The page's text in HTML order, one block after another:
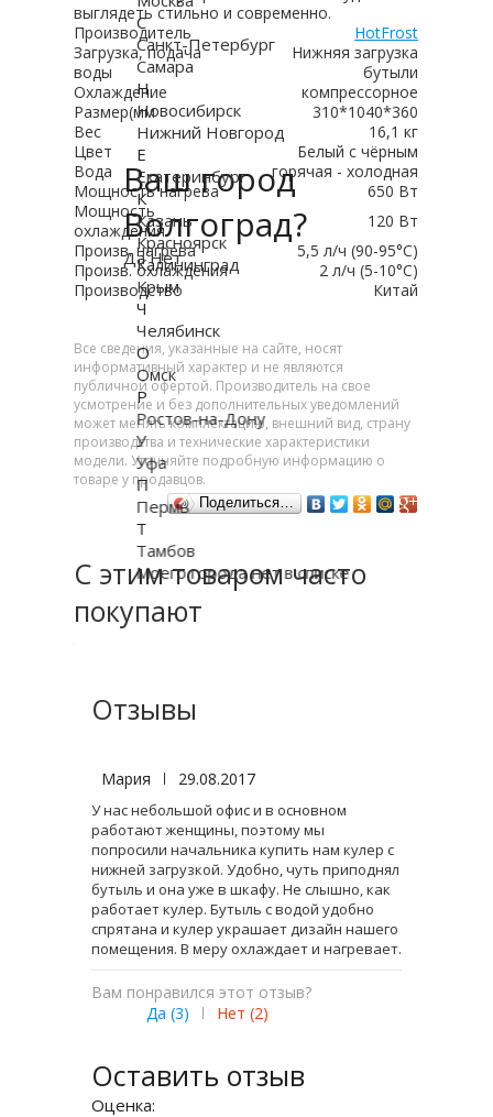
выглядеть стильно и современно.
Производитель
HotFrost
Загрузка, подача
воды
Нижняя загрузка
бутыли
Охлаждение
компрессорное
Размер(мм
310*1040*360
Вес
16,1 кг
Цвет
Белый с чёрным
Вода
горячая - холодная
Мощность нагрева
650 Вт
Мощность
охлаждения
120 Вт
Произв. нагрева
5,5 л/ч (90-95°C)
Произв. охлаждения
2 л/ч (5-10°C)
Производство
Китай
Все сведения, указанные на сайте, носят
информативный характер и не являются
публичной офертой. Производитель на свое
усмотрение и без дополнительных уведомлений
может менять комплектацию, внешний вид, страну
производства и технические характеристики
модели. Уточняйте подробную информацию о
товаре у продавцов.
Поделиться…
С этим товаром часто
покупают
Отзывы
Мария | 29.08.2017
У нас небольшой офис и в основном
работают женщины, поэтому мы
попросили начальника купить нам кулер с
нижней загрузкой. Удобно, чуть приподнял
бутыль и она уже в шкафу. Не слышно, как
работает кулер. Бутыль с водой удобно
спрятана и кулер украшает дизайн нашего
помещения. В меру охлаждает и нагревает.
Вам понравился этот отзыв?
Да (3) | Нет (2)
Оставить отзыв
Оценка:
Ваш город
Волгоград?
Да Нет
С
Санкт-Петербург
Самара
Н
Новосибирск
Нижний Новгород
Е
Екатеринбург
К
Казань
Красноярск
Калининград
Крым
Ч
Челябинск
О
Омск
Р
Ростов-на-Дону
У
Уфа
П
Пермь
Т
Тамбов
Моего города нет в списке